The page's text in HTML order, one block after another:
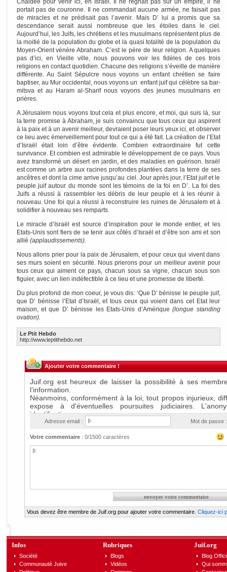
Chaldée pour venir ici, en Israël. Il ne régnait pas sur un empire, il ne
portait pas de couronne. Il ne commandait aucune armée, ne faisait pas
de miracles et ne prédisait pas l’avenir. Mais D’ lui a promis que sa
descendance serait aussi nombreuse que les étoiles dans le ciel.
Aujourd’hui, les Juifs, les chrétiens et les musulmans représentent plus de
la moitié de la population du globe et la quasi totalité de la population du
Moyen-Orient vénère Abraham. C’est le père de leur religion. A quelques
pas d’ici, en Vieille ville, nous pouvons voir les fidèles de ces trois
religions en contact quotidien. Chacune des religions s’éveille de manière
différente. Au Saint Sépulcre nous voyons un enfant chrétien se faire
baptiser, au Mur occidental, nous voyons un enfant juif qui célèbre sa bar-
mitsva et au Haram al-Sharif nous voyons des jeunes musulmans en
prières.
A Jérusalem nous voyons tout cela et plus encore, et moi, qui suis là, sur
la terre promise à Abraham, je suis convaincu que tous ceux qui aspirent
à la paix et à un avenir meilleur, devraient poser leurs yeux ici, et observer
ce lieu avec émerveillement pour tout ce qui a été fait. La création de l’Etat
d’Israël était loin d’être évidente. Combien extraordinaire fut cette
survivance. Et combien est admirable le développement de ce pays. Vous
avez transformé un désert en jardin, et des maladies en guérison. Israël
est comme un arbre aux racines profondes plantées dans la terre de ses
ancêtres et dont la cime arrive jusqu’au ciel. Jour après jour, l’Etat juif et le
peuple juif autour du monde sont les témoins de la foi en D’. La foi des
Juifs a réussi à rassembler les débris de leur peuple et à les réunir à
nouveau. Une foi qui a réussi à reconstruire les ruines de Jérusalem et à
solidifier à nouveau ses remparts.
Le miracle d’Israël est source d’inspiration pour le monde entier, et les
Etats-Unis sont fiers de se tenir aux côtés d’Israël et d’être son ami et son
allié (applaudissements).
Nous allons prier pour la paix de Jérusalem, et pour ceux qui vivent dans
ses murs soient en sécurité. Nous prierons pour un meilleur avenir pour
tous ceux qui aiment ce pays, chacun sous sa vigne, chacun sous son
figuier, avec un lien indéfectible à ce lieu et une promesse de liberté.
Du plus profond de mon coeur, je vous dis: ‘Que D’ bénisse le peuple juif,
que D’ bénisse l’Etat d’Israël, et tous ceux qui voient dans cet Etat leur
maison, et que D’ bénisse les Etats-Unis d’Amérique(longue standing
ovation).
Le Ptit Hebdo
http://www.leptithebdo.net
Ajouter votre commentaire !
Adresse email : Mot de passe :
Votre commentaire: 0/1500 caractères
Vous devez être membre de Juif.org pour ajouter votre commentaire. Cliquez-ici
Infos
Société
Communauté Juive
Rubriques
Blogs
Vidéos
Juif.org
Blog
Qui